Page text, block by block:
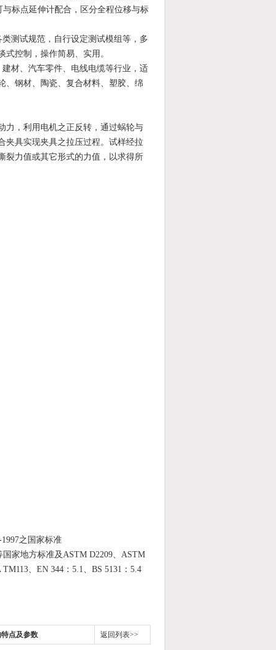
标点延伸计配合，区分全程位移与标
测试规范，自行设定测试模组等，多
控制，操作简易、实用。
材、汽车零件、电线电缆等行业，适
、钢材、陶瓷、复合材料、塑胶、绵
力，利用电机之正反转，通过蜗轮与
夹具实现夹具之拉压过程。试样经拉
裂力值或其它形式的力值，以求得所
之国家标准
国家地方标准及ASTM D2209、ASTM
、EN 344：5.1、BS 5131：5.4
点及参数 返回列表>>